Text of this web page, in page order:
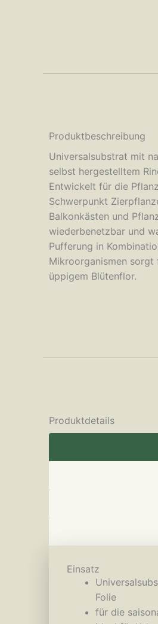
Produktbeschreibung
Universalsubstrat mit
selbst hergestelltem
Entwickelt für die
Schwerpunkt
Balkonkästen und
wiederbenetzbar und
Pufferung in
Mikroorganismen sorgt
üppigem Blütenflor.
Produktdetails
Einsatz
Folie
für die